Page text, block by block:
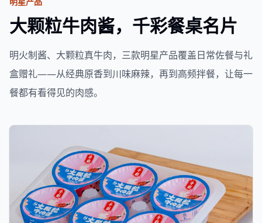
大颗粒牛肉酱，千彩餐桌名片
明火制酱、大颗粒真牛肉，三款明星产品覆盖日常佐餐与礼
盒赠礼——从经典原香到川味麻辣，再到高频拌餐，让每一
餐都有看得见的肉感。